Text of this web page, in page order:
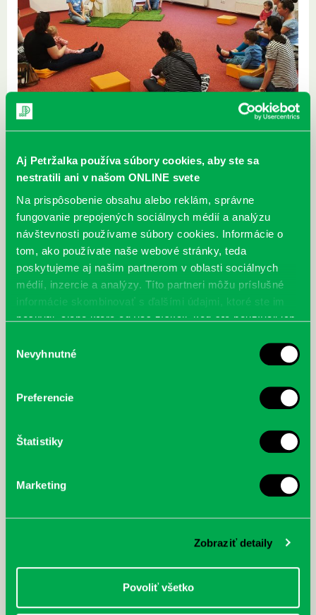
Aj Petržalka používa súbory cookies, aby ste sa
nestratili ani v našom ONLINE svete
Na prispôsobenie obsahu alebo reklám, správne
fungovanie prepojených sociálnych médií a analýzu
návštevnosti používame súbory cookies. Informácie o
tom, ako používate naše webové stránky, teda
poskytujeme aj našim partnerom v oblasti sociálnych
médií, inzercie a analýzy. Títo partneri môžu príslušné
informácie skombinovať s ďalšími údajmi, ktoré ste im
poskytli, alebo ktoré od vás získali, keď ste používali ich
súhlasu
Nevyhnutné
Preferencie
Štatistiky
Marketing
Zobraziť detaily
Povoliť všetko